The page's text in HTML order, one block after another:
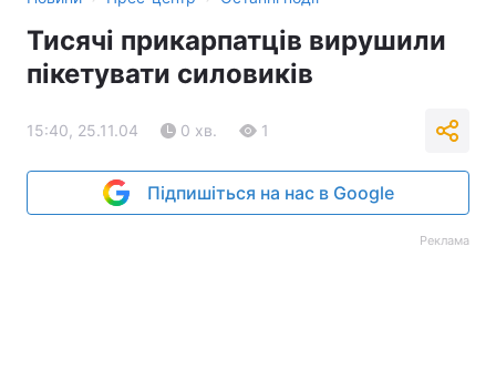
Тисячі прикарпатців вирушили
пікетувати силовиків
15:40, 25.11.04 0 хв. 1
Підпишіться на нас в Google
Реклама